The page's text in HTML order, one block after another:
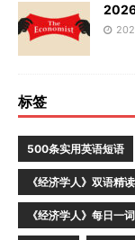
2026
标签
500条实用英语短语
《经济学人》双语精读
《经济学人》每日一词